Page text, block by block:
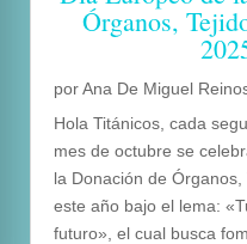
Órganos,
porAna De Miguel
Hola Titánicos, cada
mes de octubre se
la Donación de Órganos,
este año bajo el lema:
futuro», el cual busca